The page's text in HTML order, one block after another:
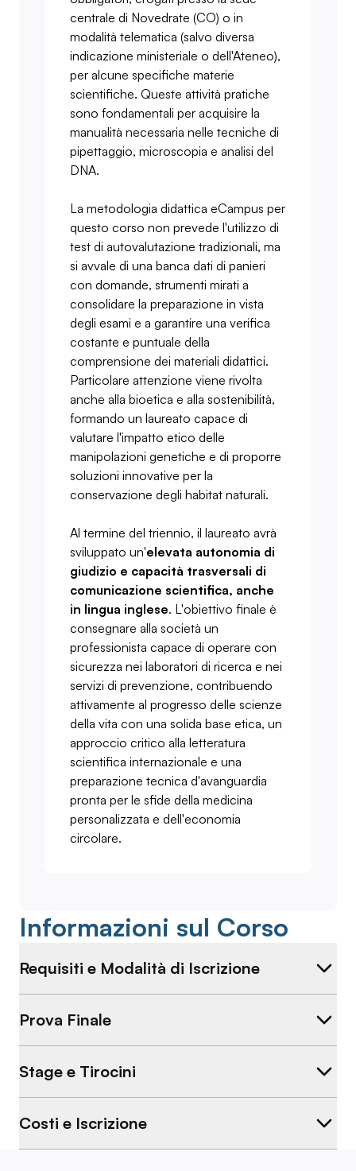
centrale di Novedrate (CO) o in
modalità telematica (salvo diversa
indicazione ministeriale o dell'Ateneo),
per alcune specifiche materie
scientifiche. Queste attività pratiche
sono fondamentali per acquisire la
manualità necessaria nelle tecniche di
pipettaggio, microscopia e analisi del
DNA.
La metodologia didattica eCampus per
questo corso non prevede l'utilizzo di
test di autovalutazione tradizionali, ma
si avvale di una banca dati di panieri
con domande, strumenti mirati a
consolidare la preparazione in vista
degli esami e a garantire una verifica
costante e puntuale della
comprensione dei materiali didattici.
Particolare attenzione viene rivolta
anche alla bioetica e alla sostenibilità,
formando un laureato capace di
valutare l'impatto etico delle
manipolazioni genetiche e di proporre
soluzioni innovative per la
conservazione degli habitat naturali.
Al termine del triennio, il laureato avrà
sviluppato un'elevata autonomia di
giudizio e capacità trasversali di
comunicazione scientifica, anche
in lingua inglese. L'obiettivo finale è
consegnare alla società un
professionista capace di operare con
sicurezza nei laboratori di ricerca e nei
servizi di prevenzione, contribuendo
attivamente al progresso delle scienze
della vita con una solida base etica, un
approccio critico alla letteratura
scientifica internazionale e una
preparazione tecnica d'avanguardia
pronta per le sfide della medicina
personalizzata e dell'economia
circolare.
Informazioni sul Corso
Requisiti e Modalità di Iscrizione
Prova Finale
Stage e Tirocini
Costi e Iscrizione